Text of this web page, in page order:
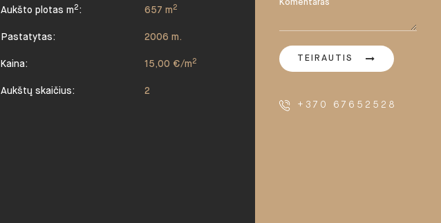
Aukšto plotas m 2 : 657 m 2
Pastatytas: 2006 m.
Kaina: 15,00 €/m 2
Aukštų skaičius: 2
TEIRAUTIS
+370 67652528